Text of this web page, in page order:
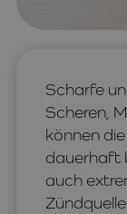
Scharfe
Scheren,
können
dauerhaft
auch